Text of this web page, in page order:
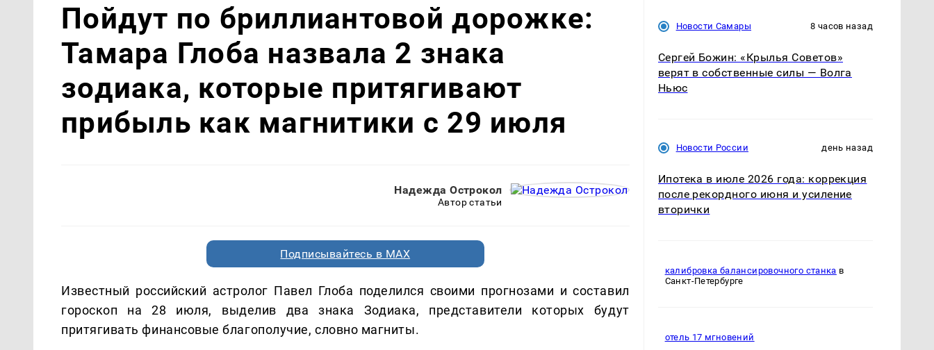
Пойдут по бриллиантовой дорожке:
Тамара Глоба назвала 2 знака
зодиака, которые притягивают
прибыль как магнитики с 29 июля
Надежда Острокол
Автор статьи
Подписывайтесь в MAX
Известный российский астролог Павел Глоба поделился своими прогнозами и составил
гороскоп на 28 июля, выделив два знака Зодиака, представители которых будут
притягивать финансовые благополучие, словно магниты.
Новости Самары 8 часов назад
Сергей Божин: «Крылья Советов»
верят в собственные силы — Волга
Ньюс
Новости России день назад
Ипотека в июле 2026 года: коррекция
после рекордного июня и усиление
вторички
калибровка балансировочного станка в
Санкт-Петербурге
отель 17 мгновений